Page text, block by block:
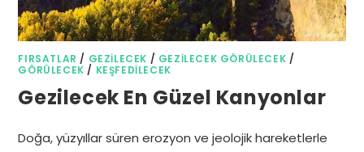
FIRSATLAR / GEZILECEK / GEZILECEK GÖRÜLECEK /
GÖRÜLECEK / KEŞFEDILECEK
Gezilecek En Güzel Kanyonlar
Doğa, yüzyıllar süren erozyon ve jeolojik hareketlerle